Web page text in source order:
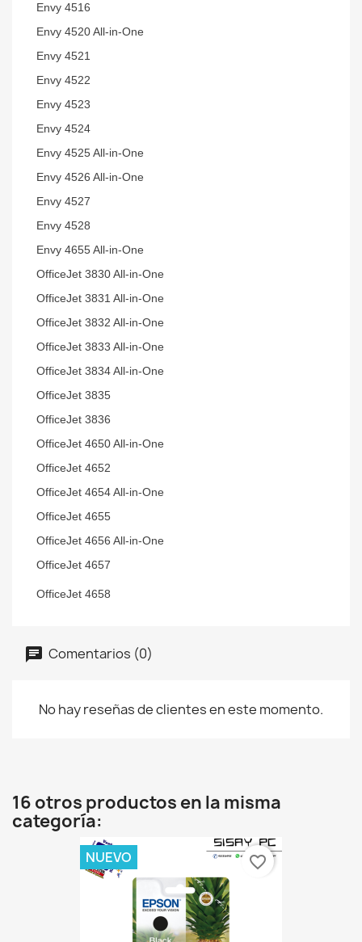
Envy 4516
Envy 4520 All-in-One
Envy 4521
Envy 4522
Envy 4523
Envy 4524
Envy 4525 All-in-One
Envy 4526 All-in-One
Envy 4527
Envy 4528
Envy 4655 All-in-One
OfficeJet 3830 All-in-One
OfficeJet 3831 All-in-One
OfficeJet 3832 All-in-One
OfficeJet 3833 All-in-One
OfficeJet 3834 All-in-One
OfficeJet 3835
OfficeJet 3836
OfficeJet 4650 All-in-One
OfficeJet 4652
OfficeJet 4654 All-in-One
OfficeJet 4655
OfficeJet 4656 All-in-One
OfficeJet 4657
OfficeJet 4658
Comentarios (0)
No hay reseñas de clientes en este momento.
16 otros productos en la misma
categoría:
NUEVO favorite_border